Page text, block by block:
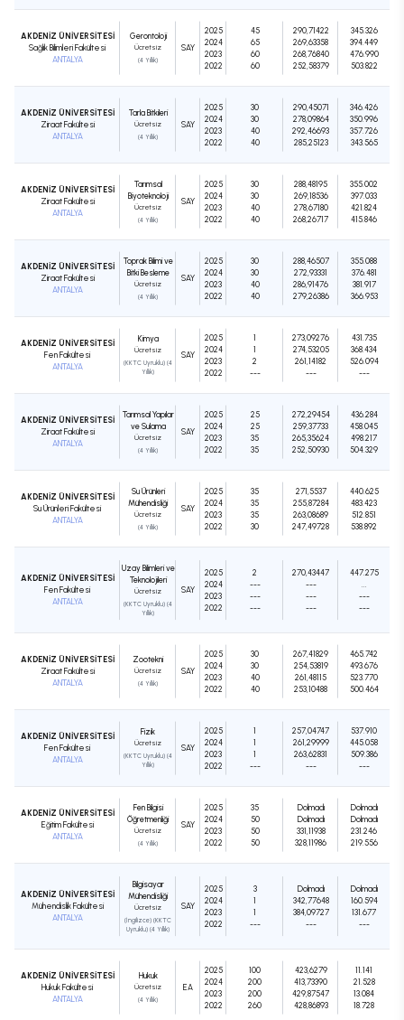
AKDENİZ ÜNİVERSİTESİ
Sağlık Bilimleri Fakültesi
ANTALYA
Gerontoloji
Ücretsiz
(4 Yıllık)
SAY
2025
2024
2023
2022
45
65
60
60
290,71422
269,63358
268,76840
252,58379
345.326
394.449
476.990
503.822
AKDENİZ ÜNİVERSİTESİ
Ziraat Fakültesi
ANTALYA
Tarla Bitkileri
Ücretsiz
(4 Yıllık)
SAY
2025
2024
2023
2022
30
30
40
40
290,45071
278,09864
292,46693
285,25123
346.426
350.996
357.726
343.565
AKDENİZ ÜNİVERSİTESİ
Ziraat Fakültesi
ANTALYA
Tarımsal
Biyoteknoloji
Ücretsiz
(4 Yıllık)
SAY
2025
2024
2023
2022
30
30
40
40
288,48195
269,18536
278,67180
268,26717
355.002
397.033
421.824
415.846
AKDENİZ ÜNİVERSİTESİ
Ziraat Fakültesi
ANTALYA
Toprak Bilimi ve
Bitki Besleme
Ücretsiz
(4 Yıllık)
SAY
2025
2024
2023
2022
30
30
40
40
288,46507
272,93331
286,91476
279,26386
355.088
376.481
381.917
366.953
AKDENİZ ÜNİVERSİTESİ
Fen Fakültesi
ANTALYA
Kimya
Ücretsiz
(KKTC Uyruklu) (4
Yıllık)
SAY
2025
2024
2023
2022
1
1
2
---
273,09276
274,53205
261,14182
---
431.735
368.434
526.094
---
AKDENİZ ÜNİVERSİTESİ
Ziraat Fakültesi
ANTALYA
Tarımsal Yapılar
ve Sulama
Ücretsiz
(4 Yıllık)
SAY
2025
2024
2023
2022
25
25
35
35
272,29454
259,37733
265,35624
252,50930
436.284
458.045
498.217
504.329
AKDENİZ ÜNİVERSİTESİ
Su Ürünleri Fakültesi
ANTALYA
Su Ürünleri
Mühendisliği
Ücretsiz
(4 Yıllık)
SAY
2025
2024
2023
2022
35
35
35
30
271,5537
255,87284
263,08689
247,49728
440.625
483.423
512.851
538.892
AKDENİZ ÜNİVERSİTESİ
Fen Fakültesi
ANTALYA
Uzay Bilimleri ve
Teknolojileri
Ücretsiz
(KKTC Uyruklu) (4
Yıllık)
SAY
2025
2024
2023
2022
2
---
---
---
270,43447
---
---
---
447.275
---
---
AKDENİZ ÜNİVERSİTESİ
Ziraat Fakültesi
ANTALYA
Zootekni
Ücretsiz
(4 Yıllık)
SAY
2025
2024
2023
2022
30
30
40
40
267,41829
254,53819
261,48115
253,10488
465.742
493.676
523.770
500.464
AKDENİZ ÜNİVERSİTESİ
Fen Fakültesi
ANTALYA
Fizik
Ücretsiz
(KKTC Uyruklu) (4
Yıllık)
SAY
2025
2024
2023
2022
1
1
1
---
257,04747
261,29999
263,62831
---
537.910
445.058
509.386
---
AKDENİZ ÜNİVERSİTESİ
Eğitim Fakültesi
ANTALYA
Fen Bilgisi
Öğretmenliği
Ücretsiz
(4 Yıllık)
SAY
2025
2024
2023
2022
35
50
50
50
Dolmadı
Dolmadı
331,11938
328,11986
Dolmadı
Dolmadı
231.246
219.556
AKDENİZ ÜNİVERSİTESİ
Mühendislik Fakültesi
ANTALYA
Bilgisayar
Mühendisliği
Ücretsiz
(İngilizce) (KKTC
Uyruklu) (4 Yıllık)
SAY
2025
2024
2023
2022
3
1
1
---
Dolmadı
342,77648
384,09727
---
Dolmadı
160.594
131.677
---
AKDENİZ ÜNİVERSİTESİ
Hukuk Fakültesi
ANTALYA
Hukuk
Ücretsiz
(4 Yıllık)
EA
2025
2024
2023
2022
100
200
200
260
423,6279
413,73390
429,87547
428,86893
11.141
21.528
13.084
18.728